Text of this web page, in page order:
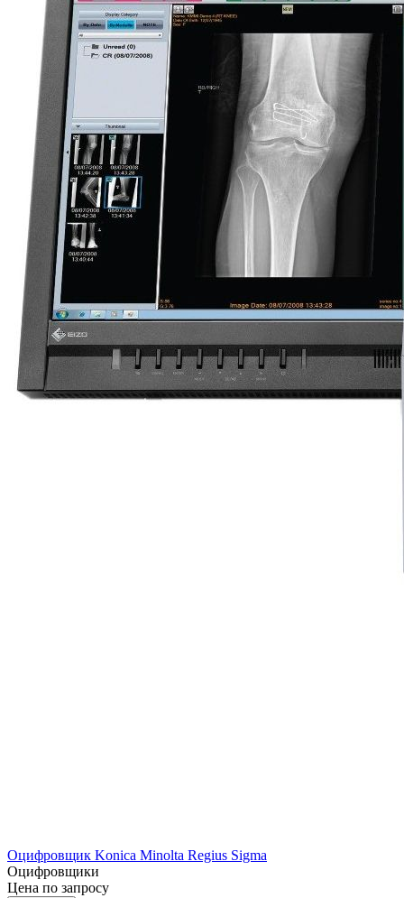
Оцифровщик Konica Minolta Regius Sigma
Оцифровщики
Цена по запросу